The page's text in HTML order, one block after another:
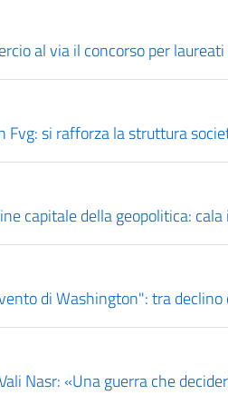
al via il concorso per
Fvg: si rafforza la struttura
capitale della geopolitica:
di Washington": tra
Nasr: «Una guerra che